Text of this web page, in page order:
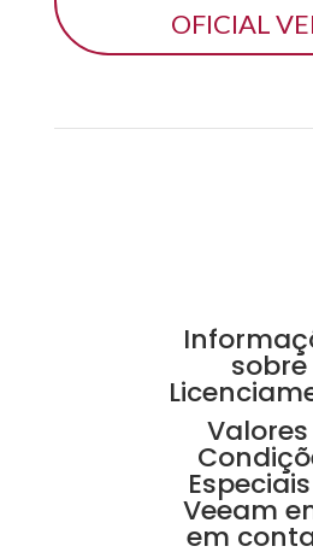
OFICIAL
sobre
Veeam
em